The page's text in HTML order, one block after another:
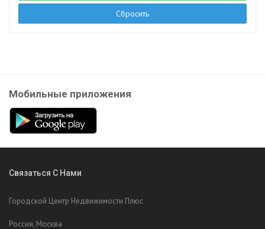
Сбросить
Мобильные приложения
Связаться С Нами
Городской Центр Недвижимости Плюс
Россия, Москва